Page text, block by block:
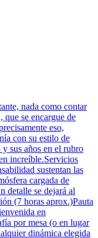
nada como contar
se encargue de
eso,
con su estilo de
sus años en el rubro
increíble.Servicios
sustentan las
cargada de
detalle se dejará al
(7 horas aprox.)Pauta
en
por mesa (o en lugar
dinámica elegida